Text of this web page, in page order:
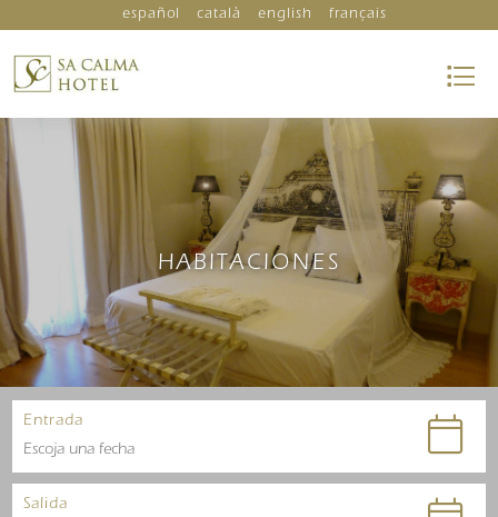
español català english français
Entrada
Salida
HABITACIONES